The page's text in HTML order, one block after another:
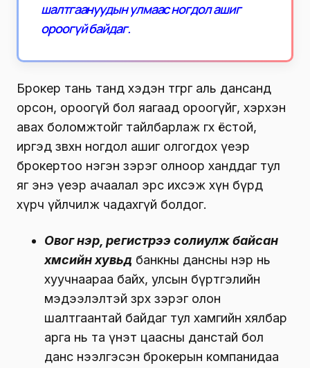
шалтгаануудын улмаас ногдол ашиг
ороогүй байдаг.
Брокер тань танд хэдэн төгрөг аль дансанд
орсон, ороогүй бол яагаад ороогүйг, хэрхэн
авах боломжтойг тайлбарлаж өгөх ёстой,
иргэд зөвхөн ногдол ашиг олгогдох үеэр
брокертоо нэгэн зэрэг олноор ханддаг тул
яг энэ үеэр ачаалал эрс ихсэж хүн бүрд
хүрч үйлчилж чадахгүй болдог.
Овог нэр, регистрээ солиулж байсан
хүмүүсийн хувьд банкны дансны нэр нь
хуучнаараа байх, улсын бүртгэлийн
мэдээлэлтэй зөрөх зэрэг олон
шалтгаантай байдаг тул хамгийн хялбар
арга нь та үнэт цаасны данстай бол
данс нээлгэсэн брокерын компанидаа